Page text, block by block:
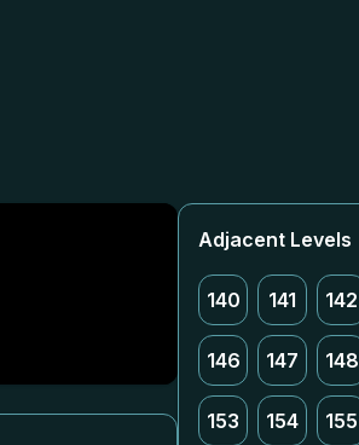
Adjacent Levels
140 141 142
146 147 148
153 154 155